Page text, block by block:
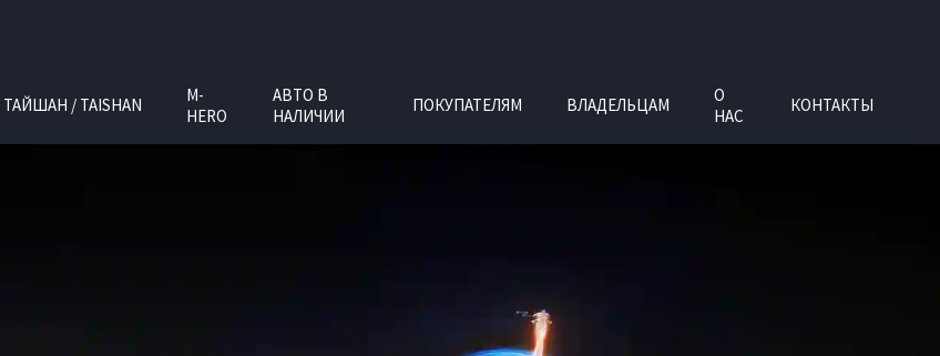
ТАЙШАН / TAISHAN
M-
HERO
АВТО В
НАЛИЧИИ
ПОКУПАТЕЛЯМ ВЛАДЕЛЬЦАМ
О
НАС
КОНТАКТЫ